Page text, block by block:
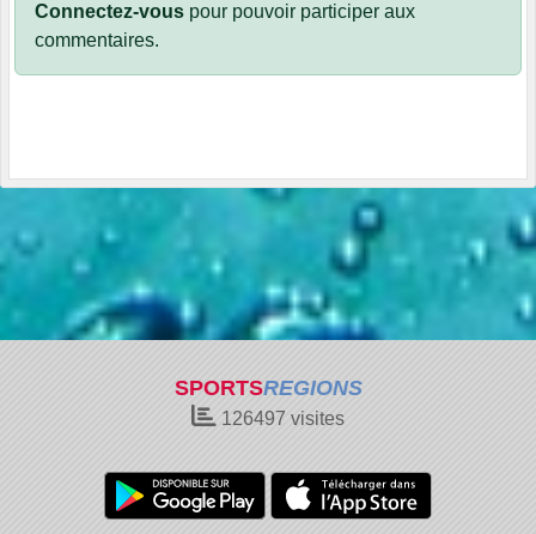
Connectez-vous pour pouvoir participer aux
commentaires.
SPORTSREGIONS
126497 visites